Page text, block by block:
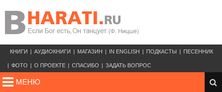
КНИГИ АУДИОКНИГИ МАГАЗИН IN ENGLISH ПОДКАСТЫ ПЕСЕННИК
ФОТО О ПРОЕКТЕ СПАСИБО ЗАДАТЬ ВОПРОС
МЕНЮ